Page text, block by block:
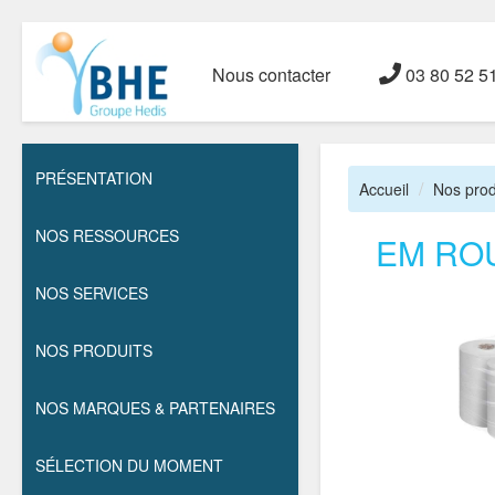
Nous contacter 03 80 52
PRÉSENTATION
NOS RESSOURCES
NOS SERVICES
NOS PRODUITS
NOS MARQUES & PARTENAIRES
SÉLECTION DU MOMENT
Accueil Nos
EM